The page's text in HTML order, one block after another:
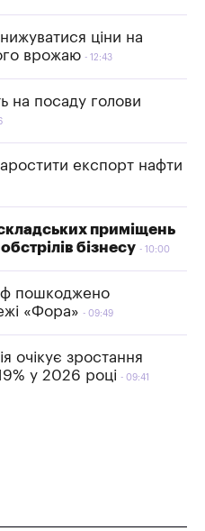
ціни на
врожаю
12:43
на посаду голови
експорт нафти
приміщень
бізнесу
10:00
пошкоджено
«Фора»
09:49
очікує зростання
у 2026 році
09:41